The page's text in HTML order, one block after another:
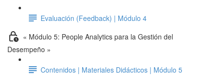
Evaluación (Feedback) | Módulo 4
« Módulo 5: People Analytics para la Gestión del
Desempeño »
Contenidos | Materiales Didácticos | Módulo 5